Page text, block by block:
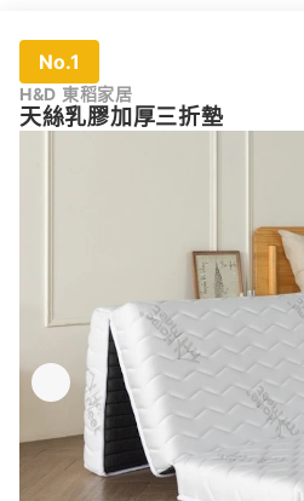
No.1
H&D 東稻家居
天絲乳膠加厚三折墊